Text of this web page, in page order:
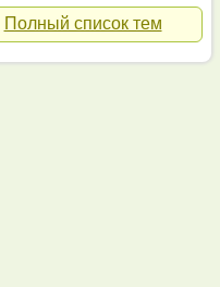
Полный список тем